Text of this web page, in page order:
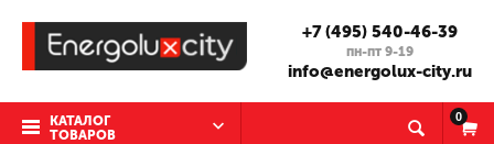
+7 (495) 540-46-39
пн-пт 9-19
info@energolux-city.ru
КАТАЛОГ
ТОВАРОВ
0